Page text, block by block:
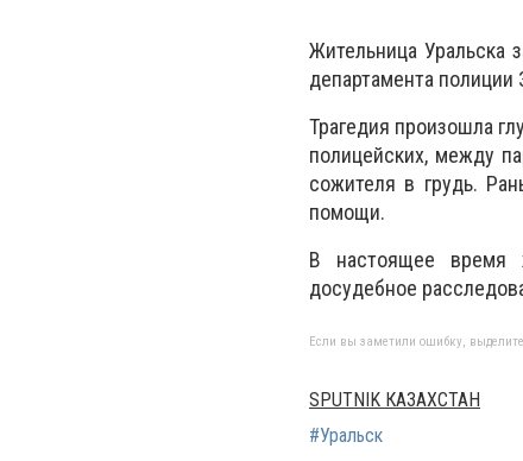
Жительница Уральска
департамента полиции
Трагедия произошла
полицейских, между
сожителя в грудь.
помощи.
В настоящее время
досудебное
Если вы заметили ошибку,
SPUTNIK КАЗАХСТАН
#Уральск